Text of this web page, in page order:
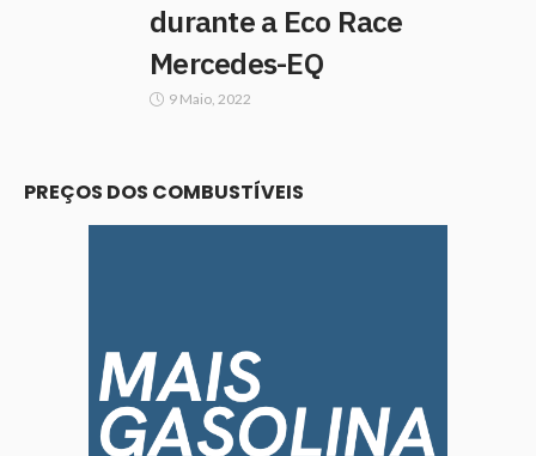
durante a Eco Race
Mercedes-EQ
9 Maio, 2022
PREÇOS DOS COMBUSTÍVEIS